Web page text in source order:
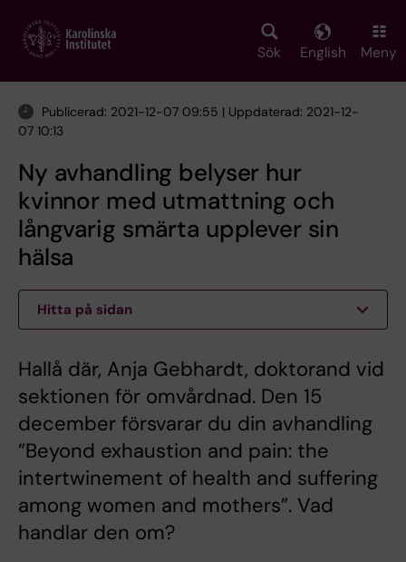
main
Sök English Meny
Publicerad: 2021-12-07 09:55 | Uppdaterad: 2021-12-
07 10:13
Ny avhandling belyser hur
kvinnor med utmattning och
långvarig smärta upplever sin
hälsa
Hitta på sidan
Hallå där, Anja Gebhardt, doktorand vid
sektionen för omvårdnad. Den 15
december försvarar du din avhandling
”Beyond exhaustion and pain: the
intertwinement of health and suffering
among women and mothers”. Vad
handlar den om?